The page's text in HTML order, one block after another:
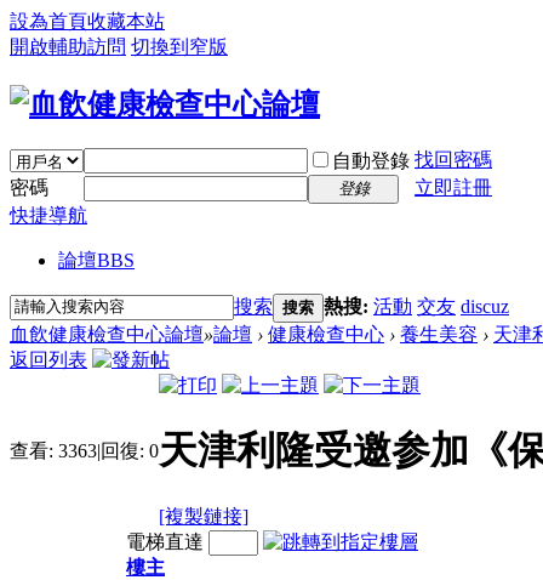
設為首頁收藏本站
開啟輔助訪問 切換到窄版
自動登錄 找回密碼
密碼
登錄
立即註冊
快捷導航
論壇BBS
搜索 搜索 熱搜: 活動 交友 discuz
血飲健康檢查中心論壇»論壇 › 健康檢查中心 › 養生美容 › 天津
返回列表
查看: 3363|回復: 0天津利隆受邀参加《
[複製鏈接]
電梯直達
樓主